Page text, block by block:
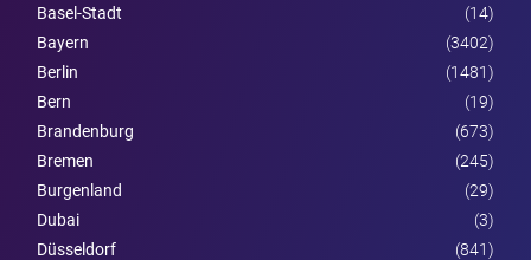
Basel-Stadt
(14)
Bayern
(3402)
Berlin
(1481)
Bern
(19)
Brandenburg
(673)
Bremen
(245)
Burgen­land
(29)
Dubai
(3)
Düsseldorf
(841)